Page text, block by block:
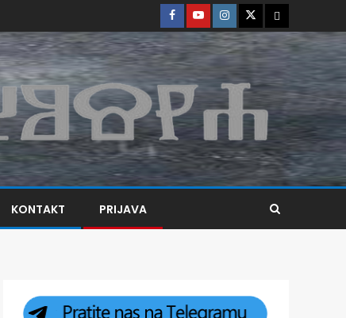
KONTAKT PRIJAVA